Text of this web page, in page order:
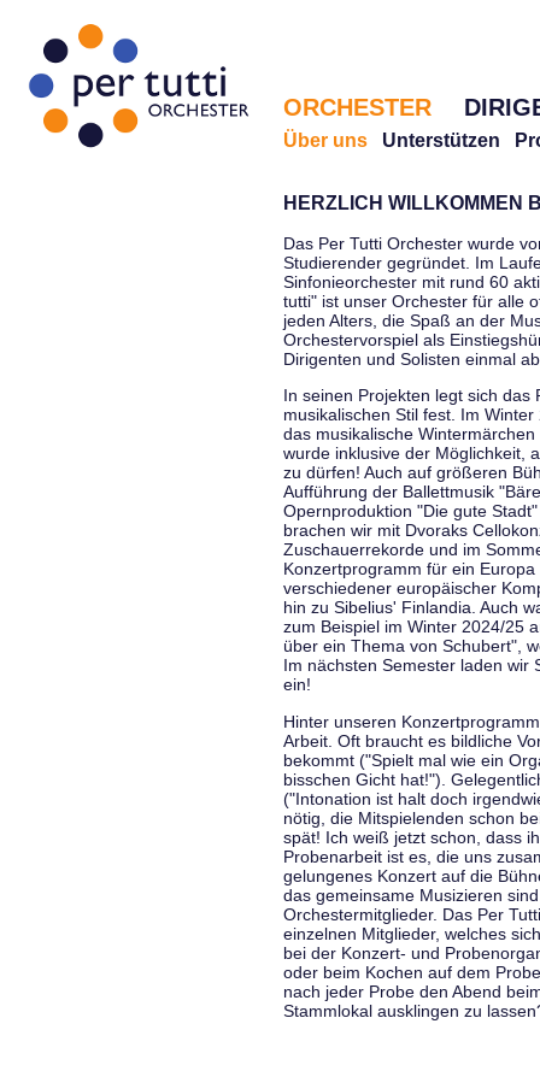
ORCHESTER
Über uns Unterstützen
HERZLICH WILLKOMMEN
Das Per Tutti Orchester wurde
Studierender gegründet. Im
Sinfonieorchester mit rund 60
tutti" ist unser Orchester für alle
jeden Alters, die Spaß an der
Orchestervorspiel als
Dirigenten und Solisten einmal
In seinen Projekten legt sich das
musikalischen Stil fest. Im
das musikalische
wurde inklusive der Möglichkeit,
zu dürfen! Auch auf größeren
Aufführung der Ballettmusik
Opernproduktion "Die gute
brachen wir mit Dvoraks
Zuschauerrekorde und im
Konzertprogramm für ein
verschiedener europäischer
hin zu Sibelius' Finlandia. Auch
zum Beispiel im Winter 2024/25
über ein Thema von Schubert",
Im nächsten Semester laden wir
ein!
Hinter unseren
Arbeit. Oft braucht es bildliche
bekommt ("Spielt mal wie ein
bisschen Gicht hat!").
("Intonation ist halt doch
nötig, die Mitspielenden schon
spät! Ich weiß jetzt schon, dass
Probenarbeit ist es, die uns
gelungenes Konzert auf die
das gemeinsame Musizieren
Orchestermitglieder. Das Per
einzelnen Mitglieder, welches
bei der Konzert- und
oder beim Kochen auf dem
nach jeder Probe den Abend
Stammlokal ausklingen zu